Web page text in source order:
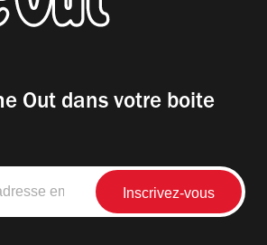
Out dans votre boite